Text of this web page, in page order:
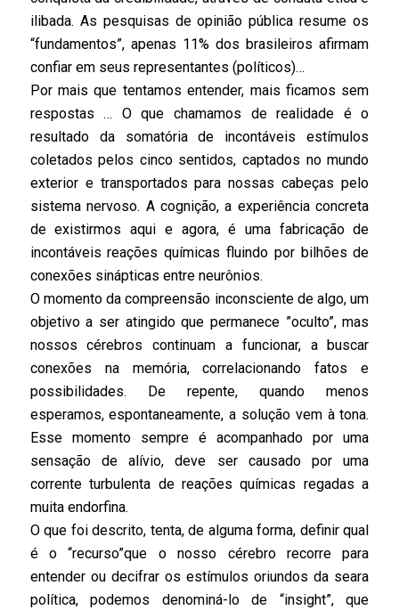
ilibada. As pesquisas de opinião pública resume os
“fundamentos”, apenas 11% dos brasileiros afirmam
confiar em seus representantes (políticos)…
Por mais que tentamos entender, mais ficamos sem
respostas … O que chamamos de realidade é o
resultado da somatória de incontáveis estímulos
coletados pelos cinco sentidos, captados no mundo
exterior e transportados para nossas cabeças pelo
sistema nervoso. A cognição, a experiência concreta
de existirmos aqui e agora, é uma fabricação de
incontáveis reações químicas fluindo por bilhões de
conexões sinápticas entre neurônios.
O momento da compreensão inconsciente de algo, um
objetivo a ser atingido que permanece ”oculto”, mas
nossos cérebros continuam a funcionar, a buscar
conexões na memória, correlacionando fatos e
possibilidades. De repente, quando menos
esperamos, espontaneamente, a solução vem à tona.
Esse momento sempre é acompanhado por uma
sensação de alívio, deve ser causado por uma
corrente turbulenta de reações químicas regadas a
muita endorfina.
O que foi descrito, tenta, de alguma forma, definir qual
é o “recurso”que o nosso cérebro recorre para
entender ou decifrar os estímulos oriundos da seara
política, podemos denominá-lo de “insight”, que